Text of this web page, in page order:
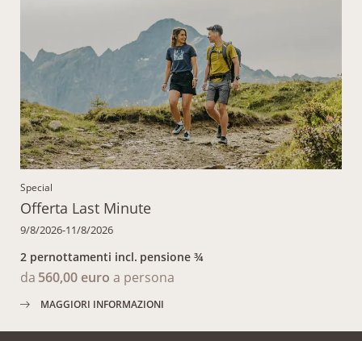
Special
Offerta Last Minute
9/8/2026-11/8/2026
2 pernottamenti incl. pensione ¾
da 560,00 euro a persona
MAGGIORI INFORMAZIONI